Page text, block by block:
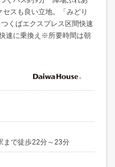
スも良い立地。「みどり
くばエクスプレス区間快速
速に乗換え※所要時間は朝
まで徒歩22分～23分